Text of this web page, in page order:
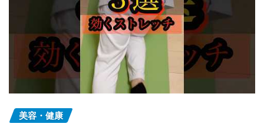
美容・健康